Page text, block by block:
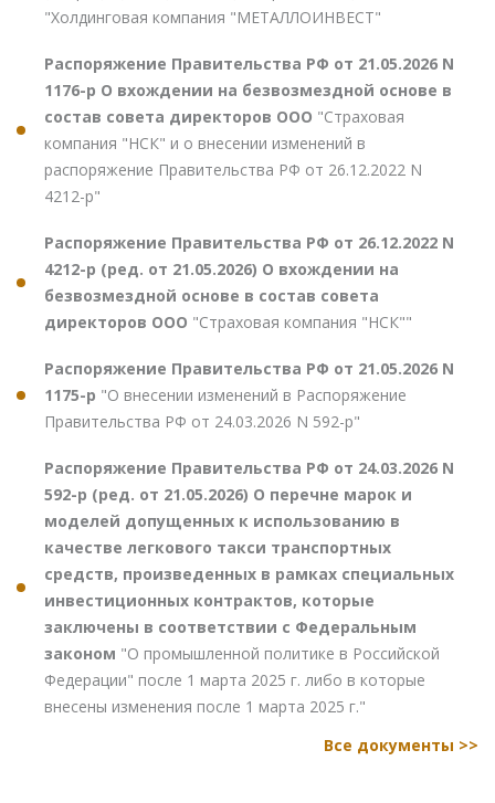
"Холдинговая компания "МЕТАЛЛОИНВЕСТ"
Распоряжение Правительства РФ от 21.05.2026 N
1176-р О вхождении на безвозмездной основе в
состав совета директоров ООО "Страховая
компания "НСК" и о внесении изменений в
распоряжение Правительства РФ от 26.12.2022 N
4212-р"
Распоряжение Правительства РФ от 26.12.2022 N
4212-р (ред. от 21.05.2026) О вхождении на
безвозмездной основе в состав совета
директоров ООО "Страховая компания "НСК""
Распоряжение Правительства РФ от 21.05.2026 N
1175-р "О внесении изменений в Распоряжение
Правительства РФ от 24.03.2026 N 592-р"
Распоряжение Правительства РФ от 24.03.2026 N
592-р (ред. от 21.05.2026) О перечне марок и
моделей допущенных к использованию в
качестве легкового такси транспортных
средств, произведенных в рамках специальных
инвестиционных контрактов, которые
заключены в соответствии с Федеральным
законом "О промышленной политике в Российской
Федерации" после 1 марта 2025 г. либо в которые
внесены изменения после 1 марта 2025 г."
Все документы >>